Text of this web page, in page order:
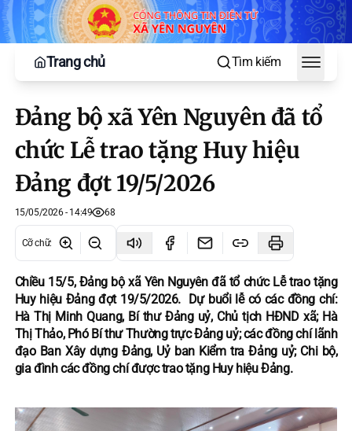
Trang chủ Tìm kiếm
Toggle
Đảng bộ xã Yên Nguyên đã tổ
chức Lễ trao tặng Huy hiệu
Đảng đợt 19/5/2026
15/05/2026 - 14:49 68
Cỡ chữ:
Chiều 15/5, Đảng bộ xã Yên Nguyên đã tổ chức Lễ trao tặng
Huy hiệu Đảng đợt 19/5/2026. Dự buổi lễ có các đồng chí:
Hà Thị Minh Quang, Bí thư Đảng uỷ, Chủ tịch HĐND xã; Hà
Thị Thảo, Phó Bí thư Thường trực Đảng uỷ; các đồng chí lãnh
đạo Ban Xây dựng Đảng, Uỷ ban Kiểm tra Đảng uỷ; Chi bộ,
gia đình các đồng chí được trao tặng Huy hiệu Đảng.